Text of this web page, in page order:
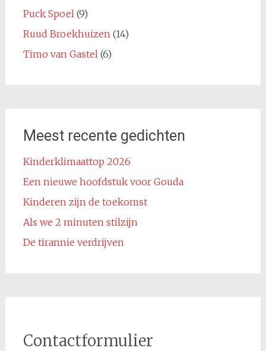
Puck Spoel (9)
Ruud Broekhuizen (14)
Timo van Gastel (6)
Meest recente gedichten
Kinderklimaattop 2026
Een nieuwe hoofdstuk voor Gouda
Kinderen zijn de toekomst
Als we 2 minuten stilzijn
De tirannie verdrijven
Contactformulier